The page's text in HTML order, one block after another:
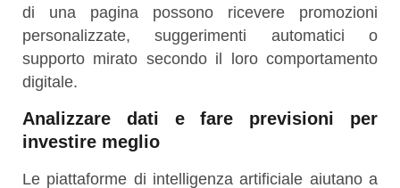
di una pagina possono ricevere promozioni
personalizzate, suggerimenti automatici o
supporto mirato secondo il loro comportamento
digitale.
Analizzare dati e fare previsioni per
investire meglio
Le piattaforme di intelligenza artificiale aiutano a